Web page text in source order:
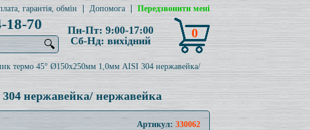
гарантія, обмін Допомога Передзвонити мені
18-70
🔍
Пн-Пт: 9:00-17:00
Сб-Нд: вихідний
0
термо 45° Ø150x250мм 1,0мм AISI 304 нержавейка/
нержавейка/ нержавейка
Артикул:330062